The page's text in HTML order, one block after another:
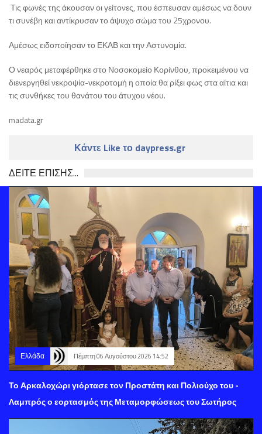
Τις φωνές της άκουσαν οι γείτονες, που έσπευσαν αμέσως να δουν
τι συνέβη και αντίκρυσαν το άψυχο σώμα του 25χρονου.
Αμέσως ειδοποίησαν το ΕΚΑΒ και την Αστυνομία.
Ο νεαρός μεταφέρθηκε στο Νοσοκομείο Κορίνθου, προκειμένου να
διενεργηθεί νεκροψία-νεκροτομή η οποία θα ρίξει φως στα αίτια και
τις συνθήκες του θανάτου του άτυχου νέου.
madata.gr
Κάντε Like το daypress.gr
ΔΕΙΤΕ ΕΠΙΣΗΣ...
Ελλάδα Πέμπτη 06 Αυγούστου 2026 14:52
Το Αρκαλοχώρι γιόρτασε τον Προστάτη και Πολιούχο του -
Λαμπρός ο εορτασμός της Μεταμορφώσεως του Σωτήρος